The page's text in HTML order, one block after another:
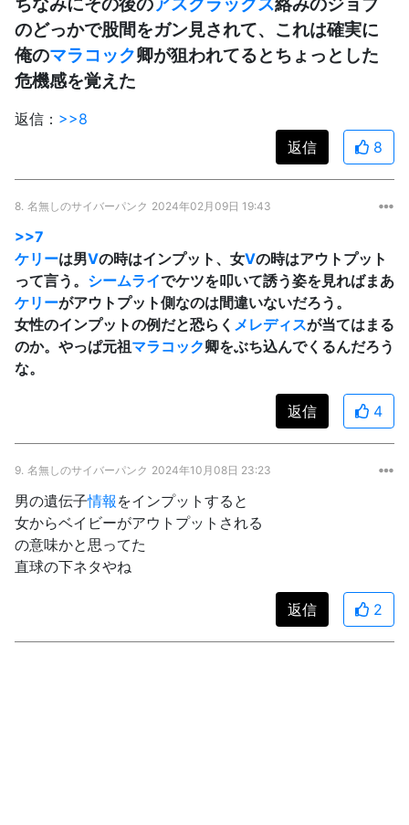
のどっかで股間をガン見されて、これは確実に
俺のマラコック卿が狙われてるとちょっとした
危機感を覚えた
返信： >>8
返信
8
8. 名無しのサイバーパンク 2024年02月09日 19:43
>>7
ケリーは男Vの時はインプット、女Vの時はアウトプット
って言う。 シームライでケツを叩いて誘う姿を見ればまあ
ケリーがアウトプット側なのは間違いないだろう。
女性のインプットの例だと恐らく メレディスが当てはまる
のか。やっぱ元祖マラコック卿をぶち込んでくるんだろう
な。
返信 4
9. 名無しのサイバーパンク 2024年10月08日 23:23
男の遺伝子情報 をインプットすると
女からベイビーがアウトプットされる
の意味かと思ってた
直球の下ネタやね
返信 2